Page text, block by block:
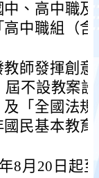
、高中職
中職組（
師發揮創
屆不設教案
及「全國法
民基本教
8月20日起